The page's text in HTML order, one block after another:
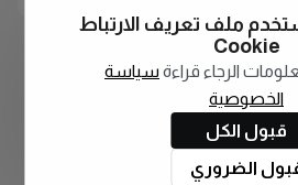
ملف تعريف الارتباط
Cookie
الرجاء قراءة سياسة
الخصوصية
قبول الكل
الضروري